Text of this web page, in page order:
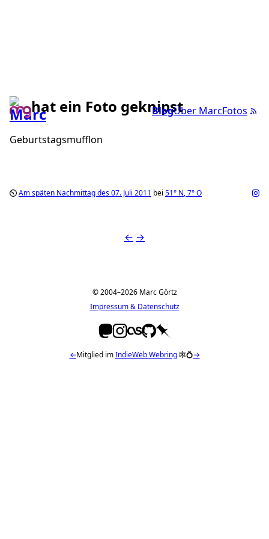
BlogÜber MarcFotos
hat ein Foto geknipst
Geburtstagsmufflon
Am späten Nachmittag des 07. Juli 2011 bei 51° N,7°O
← →
© 2004–2026 Marc Görtz
Impressum & Datenschutz
←Mitglied imIndieWeb Webring🕸💍→